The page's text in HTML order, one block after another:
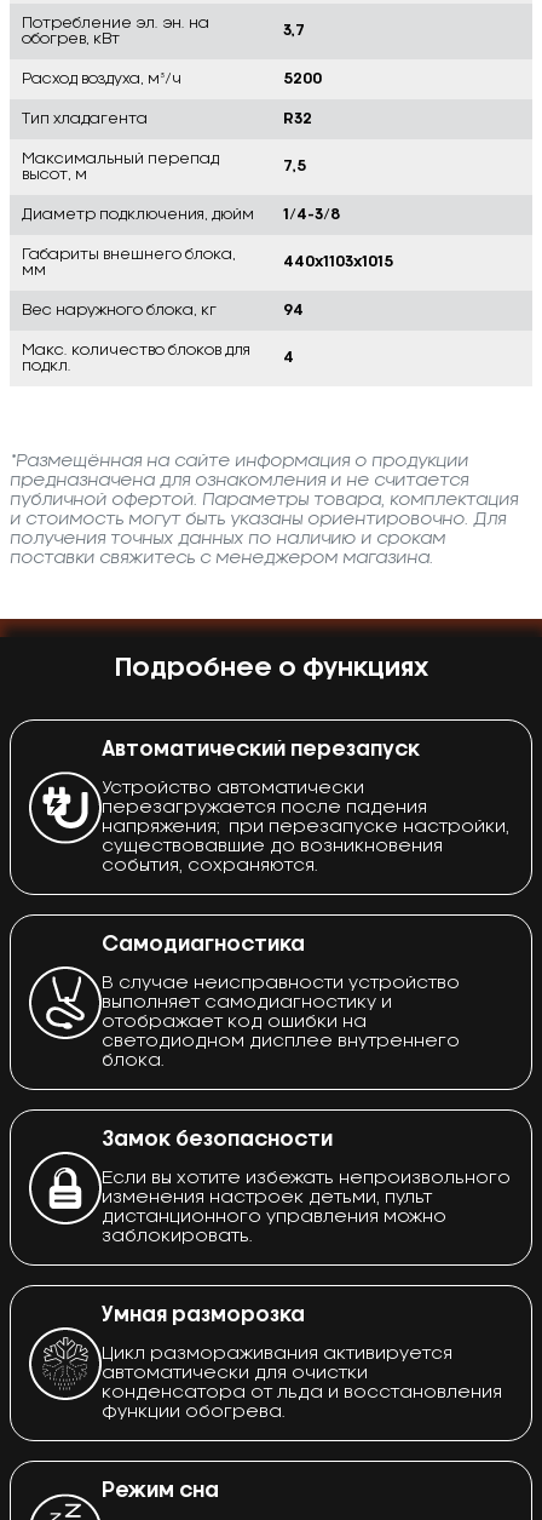
Потребление эл. эн. на
обогрев, кВт
3,7
Расход воздуха, м³/ч 5200
Тип хладагента R32
Максимальный перепад
высот, м
7,5
Диаметр подключения, дюйм 1/4-3/8
Габариты внешнего блока,
мм
440x1103x1015
Вес наружного блока, кг 94
Макс. количество блоков для
подкл.
4
*Размещённая на сайте информация о продукции
предназначена для ознакомления и не считается
публичной офертой. Параметры товара, комплектация
и стоимость могут быть указаны ориентировочно. Для
получения точных данных по наличию и срокам
поставки свяжитесь с менеджером магазина.
Подробнее о функциях
Автоматический перезапуск
Устройство автоматически
перезагружается после падения
напряжения; при перезапуске настройки,
существовавшие до возникновения
события, сохраняются.
Самодиагностика
В случае неисправности устройство
выполняет самодиагностику и
отображает код ошибки на
светодиодном дисплее внутреннего
блока.
Замок безопасности
Если вы хотите избежать непроизвольного
изменения настроек детьми, пульт
дистанционного управления можно
заблокировать.
Умная разморозка
Цикл размораживания активируется
автоматически для очистки
конденсатора от льда и восстановления
функции обогрева.
Режим сна